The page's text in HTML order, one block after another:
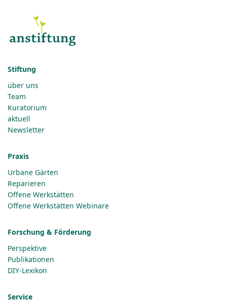
Stiftung
über uns
Team
Kuratorium
aktuell
Newsletter
Praxis
Urbane Gärten
Reparieren
Offene Werkstätten
Offene Werkstätten Webinare
Forschung & Förderung
Perspektive
Publikationen
DIY-Lexikon
Service